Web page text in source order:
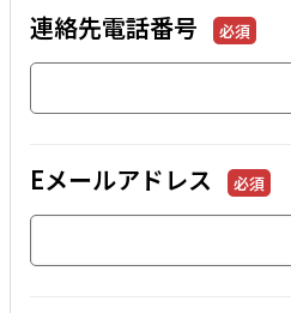
連絡先電話番号 必須
Eメールアドレス 必須